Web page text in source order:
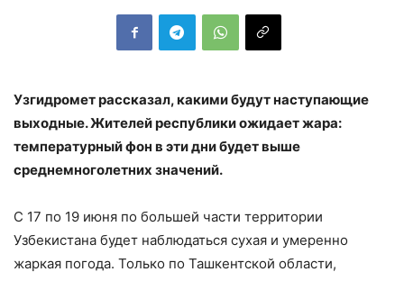
Узгидромет рассказал, какими будут наступающие
выходные. Жителей республики ожидает жара:
температурный фон в эти дни будет выше
среднемноголетних значений.
С 17 по 19 июня по большей части территории
Узбекистана будет наблюдаться сухая и умеренно
жаркая погода. Только по Ташкентской области,